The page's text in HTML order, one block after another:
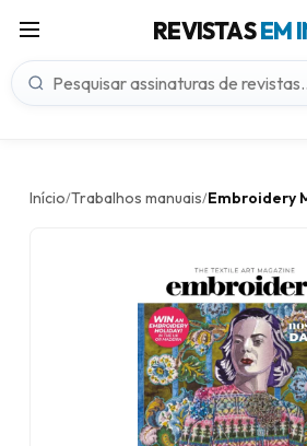
REVISTASEM
Início/Trabalhos manuais/Embroidery